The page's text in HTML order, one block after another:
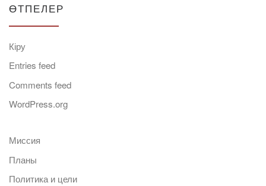
ӨТПЕЛЕР
Кіру
Entries feed
Comments feed
WordPress.org
Миссия
Планы
Политика и цели